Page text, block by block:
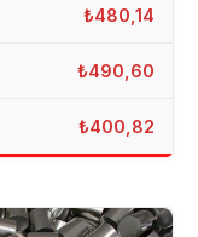
₺480,14
₺490,60
₺400,82